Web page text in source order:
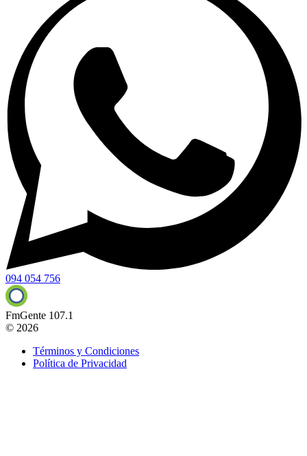
094 054 756
FmGente 107.1
© 2026
Términos y Condiciones
Política de Privacidad